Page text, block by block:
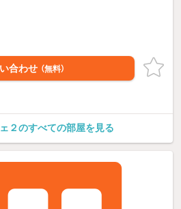
合わせ （無料）
２のすべての部屋を見る